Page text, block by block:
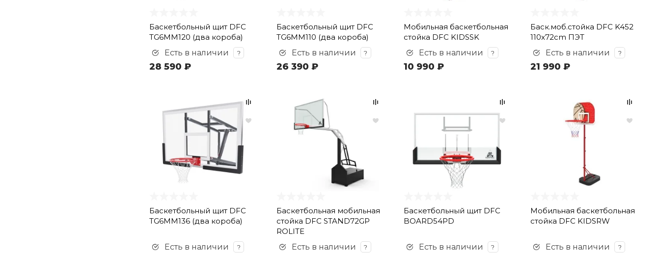
Баскетбольный щит DFC
TG6MM120 (два короба)
Есть в наличии
?
28 590 ₽
Баскетбольный щит DFC
TG6MM110 (два короба)
Есть в наличии
?
26 390 ₽
Мобильная баскетбольная
стойка DFC KIDSSK
Есть в наличии
?
10 990 ₽
Баск.моб.стойка DFC K452
110x72cm ПЭТ
Есть в наличии
?
21 990 ₽
Баскетбольный щит DFC
TG6MM136 (два короба)
Есть в наличии ?
Баскетбольная мобильная
стойка DFC STAND72GP
ROLITE
Есть в наличии
?
Баскетбольный щит DFC
BOARD54PD
Есть в наличии ?
Мобильная баскетбольная
стойка DFC KIDSRW
Есть в наличии ?